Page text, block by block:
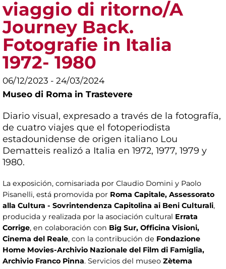
viaggio di ritorno/A
Journey Back.
Fotografie in Italia
1972- 1980
06/12/2023 - 24/03/2024
Museo di Roma in Trastevere
Diario visual, expresado a través de la fotografía,
de cuatro viajes que el fotoperiodista
estadounidense de origen italiano Lou
Dematteis realizó a Italia en 1972, 1977, 1979 y
1980.
La exposición, comisariada por Claudio Domini y Paolo
Pisanelli, está promovida por Roma Capitale, Assessorato
alla Cultura - Sovrintendenza Capitolina ai Beni Culturali,
producida y realizada por la asociación cultural Errata
Corrige, en colaboración con Big Sur, Officina Visioni,
Cinema del Reale, con la contribución de Fondazione
Home Movies-Archivio Nazionale del Film di Famiglia,
Archivio Franco Pinna. Servicios del museo Zètema